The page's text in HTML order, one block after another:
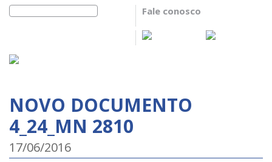
Fale conosco
NOVO DOCUMENTO
4_24_MN 2810
17/06/2016